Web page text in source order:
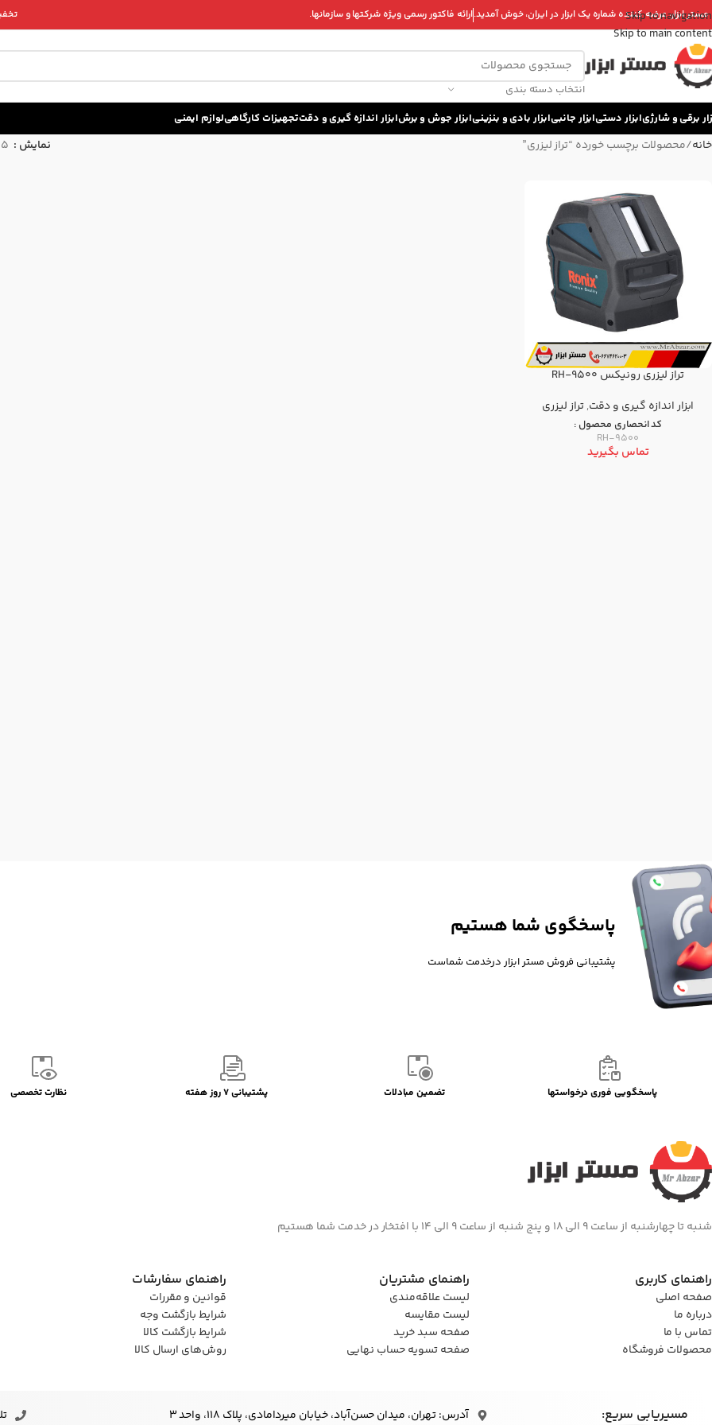
Skip to navigation
Skip to main content
مستر ابزار، عرضه کننده شماره یک ابزار در ایران، خوش آمدید.ارائه فاکتور رسمی ویژه شرکتها و سازمانها.
انتخاب دسته بندی
برقی و شارژیابزار دستیابزار جانبیابزار بادی و بنزینیابزار جوش و برشابزار اندازه گيری و دقتتجهیزات کارگاهیلوازم ایمنی
خانه محصولات برچسب خورده “تراز ليزری” نمایش
تراز لیزری رونیکس RH-9500
ابزار اندازه گيری و دقت,تراز ليزری
کد انحصاری محصول :
RH-9500
تماس بگیرید
پاسخگوی شما هستیم
پشتیبانی فروش مستر ابزار درخدمت شماست
پاسخگویی فوری درخواستها تضمین مبادلات پشتیبانی 7 روز هفته نظارت تخصصی
شنبه تا چهارشنبه از ساعت 9 الی 18 و پنج شنبه از ساعت 9 الی 14 با افتخار در خدمت شما هستیم
راهنمای کاربری
صفحه اصلی
درباره ما
تماس با ما
محصولات فروشگاه
راهنمای مشتریان
لیست علاقه‌مندی
لیست مقایسه
صفحه سبد خرید
صفحه تسویه حساب نهایی
راهنمای سفارشات
قوانین و مقررات
شرایط بازگشت وجه
شرایط بازگشت کالا
روش‌های ارسال کالا
مسیریابی سریع: آدرس: تهران، میدان حسن‌آباد، خیابان میردامادی، پلاک ۱۱۸، واحد 3